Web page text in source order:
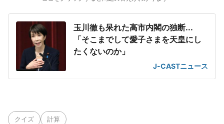
玉川徹も呆れた高市内閣の独断...
「そこまでして愛子さまを天皇にし
たくないのか」
J-CASTニュース
クイズ 計算